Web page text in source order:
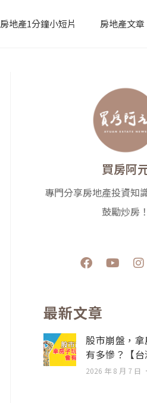
房地產1分鐘小短片 房地產文章
買房阿
專門分享房地產投資知
鼓勵炒房！
F
a
b
o
o
k
Y
o
e
I
n
r
a
最新文章
股市崩盤，
有多慘？【台
2026 年 8 月 7 日